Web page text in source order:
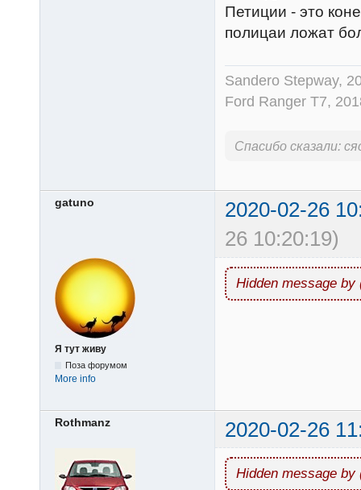
Петиции - это
полицаи ложат
Sandero Stepway,
Ford Ranger Т7,
Спасибо сказали:
gatuno
2020-02-26
26 10:20:19)
Я тут живу
Поза форумом
More info
Hidden message by
Rothmanz 2020-02-26
Hidden message by